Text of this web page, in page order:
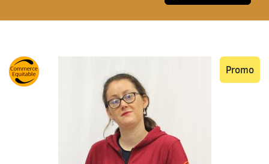
Promo